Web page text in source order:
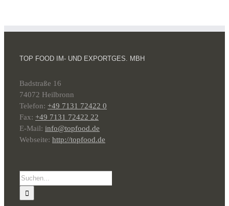
TOP FOOD IM- UND EXPORTGES. MBH
Badstraße 16
74072 Heilbronn
Telefon: +49 7131 72422 0
Fax: +49 7131 72422 22
E-Mail: info@topfood.de
Webseite: http://topfood.de
Suche
nach: